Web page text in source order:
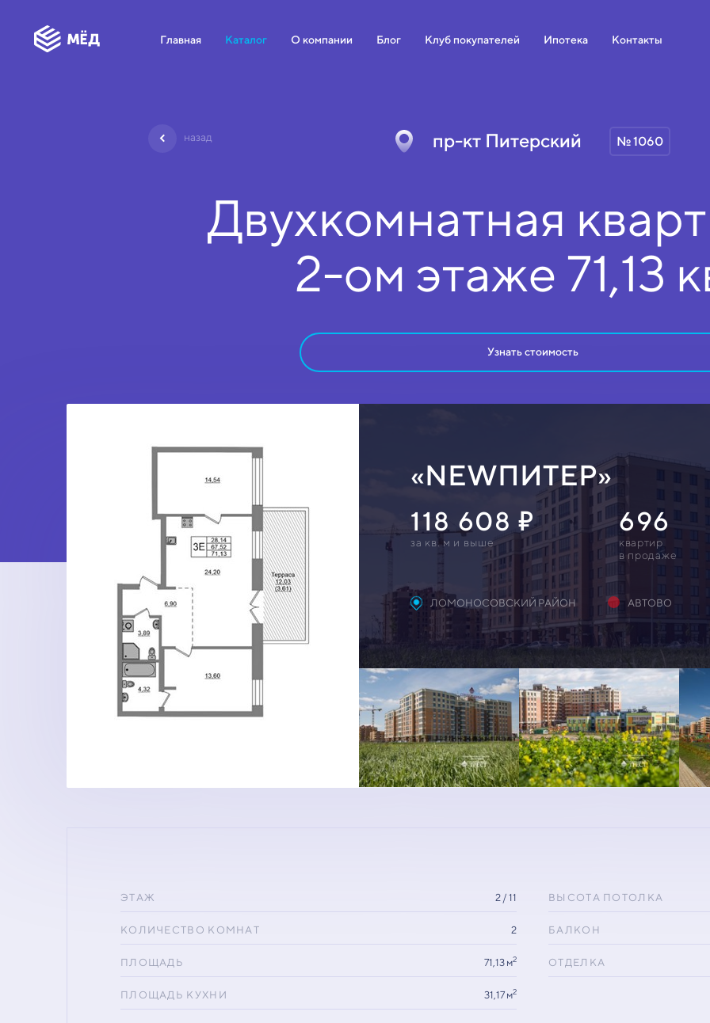
Главная Каталог О компании Блог Клуб покупателей Ипотека Контакты
назад пр-кт Питерский № 1060
Двухкомнатная
2-ом этаже 71,13
Узнать стоимость
«NEWПИТЕР»
118 608
за кв. м и выше
696
квартир
в продаже
ЛОМОНОСОВСКИЙ РАЙОН АВТОВО
ЭТАЖ 2 / 11
КОЛИЧЕСТВО КОМНАТ 2
ПЛОЩАДЬ 71,13 м2
ПЛОЩАДЬ КУХНИ 31,17 м2
ВЫСОТА ПОТОЛКА
БАЛКОН
ОТДЕЛКА